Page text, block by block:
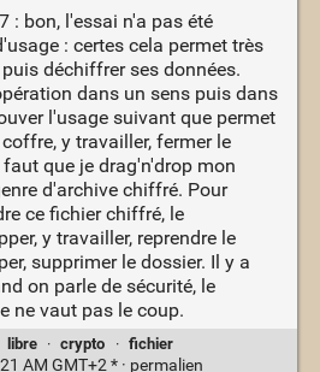
: bon, l'essai n'a pas été
: certes cela permet très
déchiffrer ses données.
dans un sens puis dans
l'usage suivant que permet
y travailler, fermer le
que je drag'n'drop mon
d'archive chiffré. Pour
ce fichier chiffré, le
y travailler, reprendre le
supprimer le dossier. Il y a
on parle de sécurité, le
ne vaut pas le coup.
libre · crypto · fichier
AM GMT+2 * · permalien